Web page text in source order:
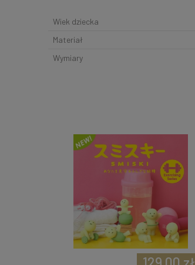
Wiek dziecka
Materiał
Wymiary